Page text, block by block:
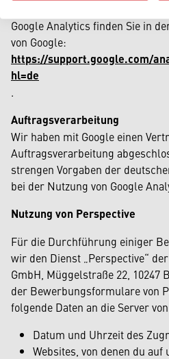
Google Analytics finden Sie in
von Google:
https://support.google.com/
hl=de
.
Auftragsverarbeitung
Wir haben mit Google einen
Auftragsverarbeitung
strengen Vorgaben der
bei der Nutzung von Google
Nutzung von Perspective
Für die Durchführung einiger
wir den Dienst „Perspective“
GmbH, Müggelstraße 22, 10247
der Bewerbungsformulare von
folgende Daten an die Server
Datum und Uhrzeit des
Websites, von denen du